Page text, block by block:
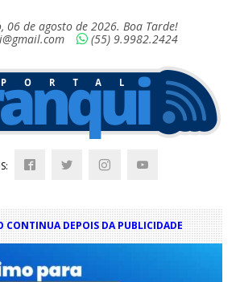
06 de agosto de 2026. Boa Tarde!
(55) 9.9982.2424
CONTINUA DEPOIS DA PUBLICIDADE